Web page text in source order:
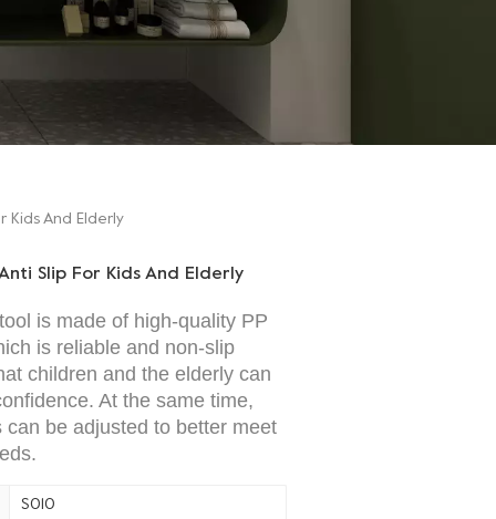
Kids And Elderly
Slip For Kids And Elderly
is made of high-quality PP
is reliable and non-slip
children and the elderly can
At the same time,
can be adjusted to better meet
S010